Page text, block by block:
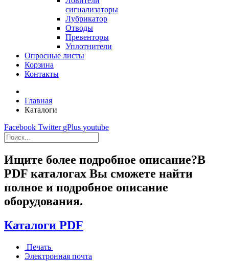
сигнализаторы
Лубрикатор
Отводы
Превенторы
Уплотнители
Опросные листы
Корзина
Контакты
Главная
Каталоги
Facebook Twitter gPlus youtube
Ищите более подробное описание?В
PDF каталогах Вы сможете найти
полное и подробное описание
оборудования.
Каталоги PDF
Печать
Электронная почта